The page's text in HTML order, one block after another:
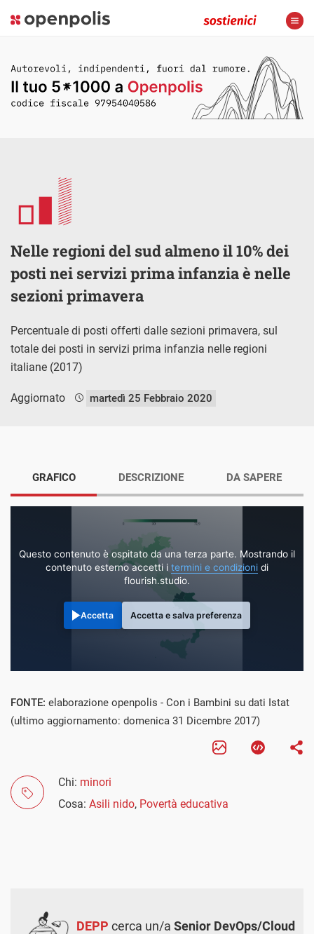
Nelle regioni del sud almeno il 10% dei
posti nei servizi prima infanzia è nelle
sezioni primavera
Percentuale di posti offerti dalle sezioni primavera, sul
totale dei posti in servizi prima infanzia nelle regioni
italiane (2017)
Aggiornato martedì 25 Febbraio 2020
GRAFICO
Questo contenuto è ospitato da una terza parte. Mostrando il
contenuto esterno accetti i termini e condizioni di
flourish.studio.
Accetta Accetta e salva preferenza
DESCRIZIONE DA SAPERE
FONTE: elaborazione openpolis - Con i Bambini su dati Istat
(ultimo aggiornamento: domenica 31 Dicembre 2017)
Chi: minori
Cosa: Asili nido, Povertà educativa
DEPP cerca un/a Senior DevOps/Cloud